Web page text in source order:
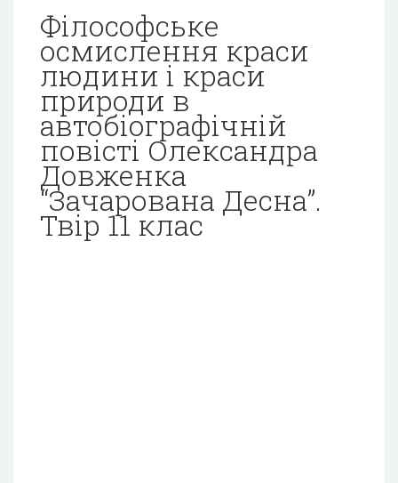
Філософське
осмислення краси
людини і краси
природи в
автобіографічній
повісті Олександра
Довженка
“Зачарована Десна”.
Твір 11 клас